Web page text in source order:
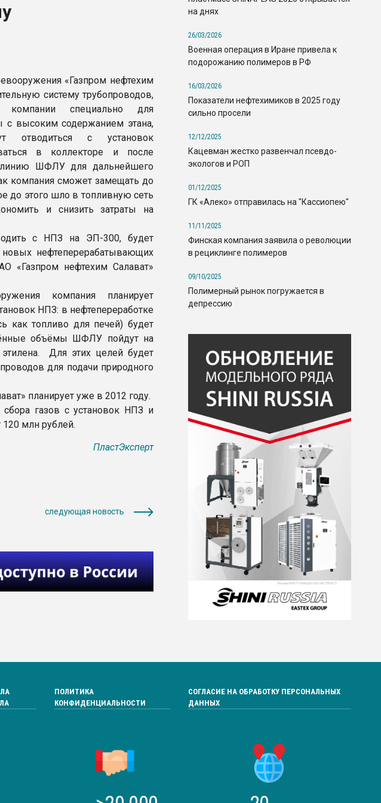
«Газпром нефтехим
систему трубопроводов,
компании специально для
с высоким содержанием этана,
отводиться с установок
в коллекторе и после
линию ШФЛУ для дальнейшего
компания сможет замещать до
до этого шло в топливную сеть
и снизить затраты на
с НПЗ на ЭП-300, будет
новых нефтеперерабатывающих
«Газпром нефтехим Салават»
компания планирует
НПЗ: в нефтепереработке
как топливо для печей) будет
объёмы ШФЛУ пойдут на
Для этих целей будет
для подачи природного
планирует уже в 2012 году.
газов с установок НПЗ и
млн рублей.
ПластЭксперт
следующая новость
на днях
26/03/2026
Военная операция в Иране привела к
подорожанию полимеров в РФ
16/03/2026
Показатели нефтехимиков в 2025 году
сильно просели
12/12/2025
Кацевман жестко развенчал псевдо-
экологов и РОП
01/12/2025
ГК «Алеко» отправилась на "Кассиопею"
11/11/2025
Финская компания заявила о революции
в рециклинге полимеров
09/10/2025
Полимерный рынок погружается в
депрессию
ПОЛИТИКА
КОНФИДЕНЦИАЛЬНОСТИ
СОГЛАСИЕ НА ОБРАБОТКУ ПЕРСОНАЛЬНЫХ
ДАННЫХ